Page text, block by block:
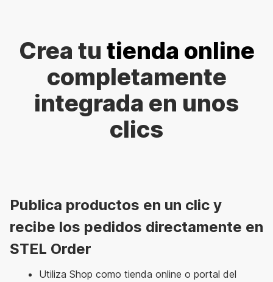
Crea tu tienda online
completamente
integrada en unos
clics
Publica productos en un clic y
recibe los pedidos directamente en
STEL Order
Utiliza Shop como tienda online o portal del